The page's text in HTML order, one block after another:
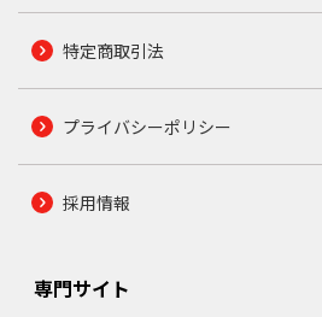
特定商取引法
プライバシーポリシー
採用情報
専門サイト